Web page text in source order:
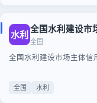
水利 全国水利建设市
全国
全国水利建设市场主体信
全国 水利